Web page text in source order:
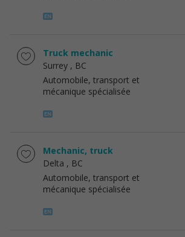
Truck mechanic
Surrey , BC
Automobile, transport et
mécanique spécialisée
Mechanic, truck
Delta , BC
Automobile, transport et
mécanique spécialisée